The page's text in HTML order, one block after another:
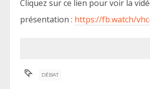
Cliquez sur ce lien pour voir la
présentation : https://fb.watch/
DÉBAT